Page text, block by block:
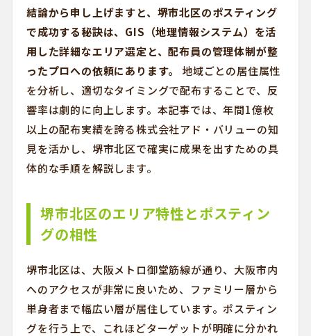
結論から申し上げますと、堺市北区のポスティング
で成功する秘訣は、GIS（地理情報システム）を活
用した詳細なエリア選定と、配布員の管理体制が整
ったプロへの依頼にあります。
地域ごとの居住属性
を分析し、適切なタイミングで配布することで、反
響率は劇的に向上します。本記事では、年間1億枚
以上の配布実績を誇る株式会社アド・バリューの知
見を活かし、堺市北区で確実に成果を出すための具
体的な手順を解説します。
堺市北区のエリア特性とポスティン
グの相性
堺市北区は、大阪メトロ御堂筋線が通り、大阪市内
へのアクセスが非常に良いため、ファミリー層から
単身者まで幅広い層が居住しています。ポスティン
グを行う上で、これほどターゲットが明確に分かれ